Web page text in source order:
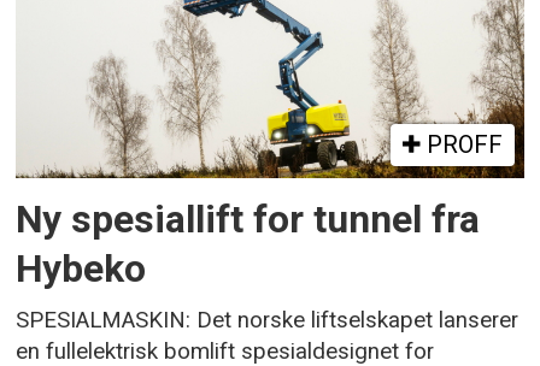
PROFF
Ny spesiallift for tunnel fra
Hybeko
SPESIALMASKIN: Det norske liftselskapet lanserer
en fullelektrisk bomlift spesialdesignet for